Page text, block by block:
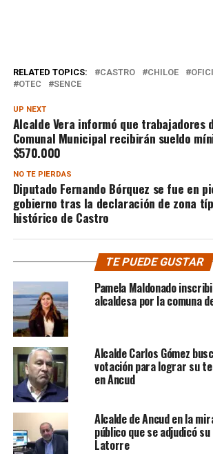
RELATED TOPICS: CASTRO CHILOE
OTEC
SENCE
UP NEXT
Alcalde Vera informó que trabajadores
Comunal Municipal recibirán sueldo
$570.000
NO TE PIERDAS
Diputado Fernando Bórquez se fue en
gobierno tras la declaración de zona
histórico de Castro
TE PUEDE GUSTAR
Pamela Maldonado
alcaldesa por la comuna
Alcalde Carlos Gómez
votación para lograr su
en Ancud
Alcalde de Ancud en la
público que se adjudicó
Latorre